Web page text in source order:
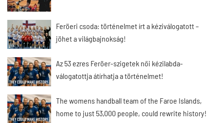
Feröeri csoda: történelmet írt a kéziválogatott –
jöhet a világbajnokság!
Az 53 ezres Feröer-szigetek női kézilabda-
válogatottja átírhatja a történelmet!
The womens handball team of the Faroe Islands,
home to just 53,000 people, could rewrite history!